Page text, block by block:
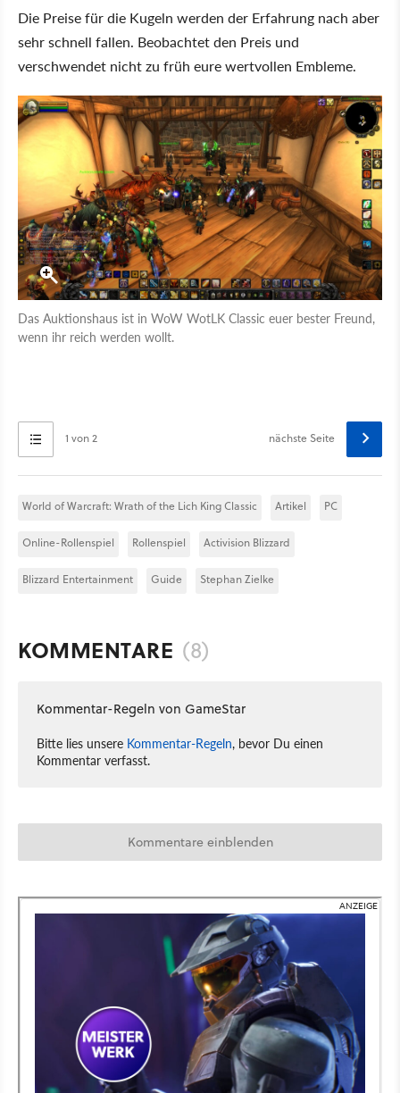
Die Preise für die Kugeln werden der Erfahrung nach aber
sehr schnell fallen. Beobachtet den Preis und
verschwendet nicht zu früh eure wertvollen Embleme.
Das Auktionshaus ist in WoW WotLK Classic euer bester Freund,
wenn ihr reich werden wollt.
1 von 2 nächste Seite
World of Warcraft: Wrath of the Lich King Classic Artikel PC
Online-Rollenspiel Rollenspiel Activision Blizzard
Blizzard Entertainment Guide Stephan Zielke
KOMMENTARE (8)
Kommentar-Regeln von GameStar
Bitte lies unsere Kommentar-Regeln, bevor Du einen
Kommentar verfasst.
Kommentare einblenden